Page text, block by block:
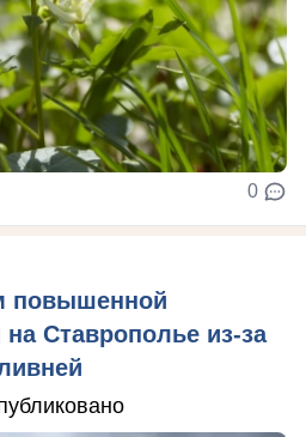
0
повышенной
на Ставрополье из-за